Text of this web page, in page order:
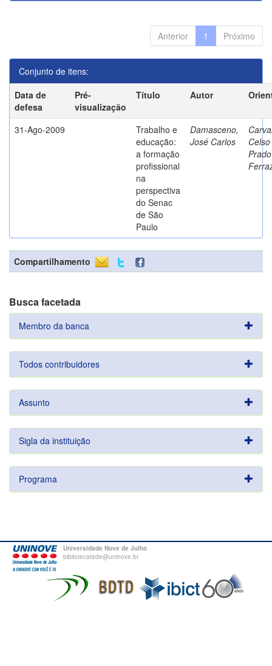
Anterior 1 Próximo
Conjunto de itens:
Data de
defesa
Pré-
visualização
Título Autor
31-Ago-2009
Trabalho e
educação:
a formação
profissional
na
perspectiva
do Senac
de São
Paulo
Damasceno,
José Carlos
Prado
Compartilhamento
Busca facetada
Membro da banca
Todos contribuidores
Assunto
Sigla da instituição
Programa
Universidade Nove de Julho
bibliotecatede@uninove.br